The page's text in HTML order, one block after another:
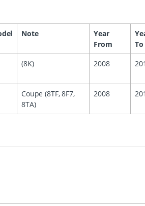
Note
Year
From
To
(8K) 2008
Coupe (8TF, 8F7,
8TA)
2008